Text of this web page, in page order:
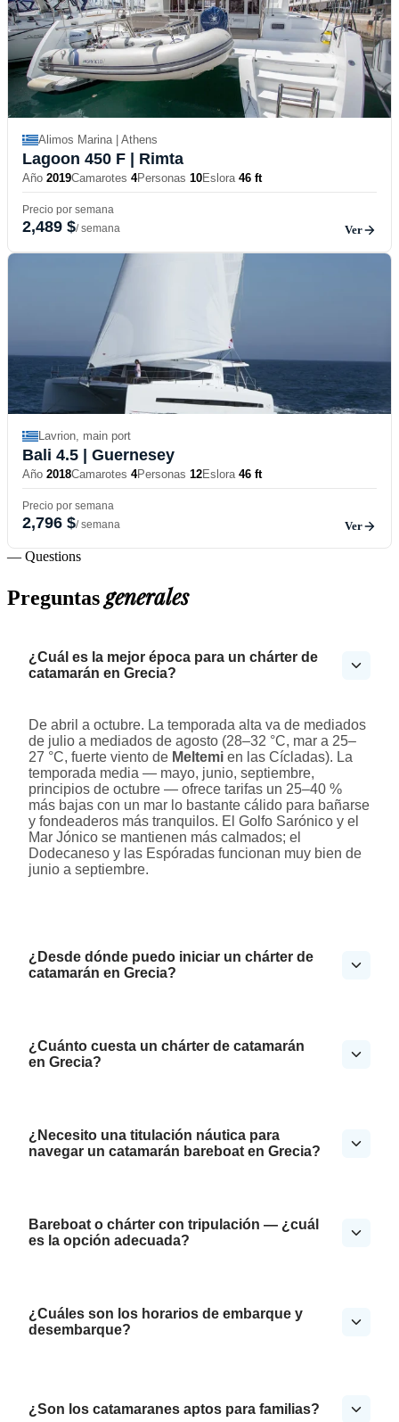
Alimos Marina | Athens
Lagoon 450 F | Rimta
Año 2019Camarotes 4Personas 10Eslora 46 ft
Precio por semana
2,489 $/ semana Ver
Lavrion, main port
Bali 4.5 | Guernesey
Año 2018Camarotes 4Personas 12Eslora 46 ft
Precio por semana
2,796 $/ semana Ver
— Questions
Preguntasgenerales
¿Cuál es la mejor época para un chárter de
catamarán en Grecia?
De abril a octubre. La temporada alta va de mediados
de julio a mediados de agosto (28–32 °C, mar a 25–
27 °C, fuerte viento de Meltemi en las Cícladas). La
temporada media — mayo, junio, septiembre,
principios de octubre — ofrece tarifas un 25–40 %
más bajas con un mar lo bastante cálido para bañarse
y fondeaderos más tranquilos. El Golfo Sarónico y el
Mar Jónico se mantienen más calmados; el
Dodecaneso y las Espóradas funcionan muy bien de
junio a septiembre.
¿Desde dónde puedo iniciar un chárter de
catamarán en Grecia?
¿Cuánto cuesta un chárter de catamarán
en Grecia?
¿Necesito una titulación náutica para
navegar un catamarán bareboat en Grecia?
Bareboat o chárter con tripulación — ¿cuál
es la opción adecuada?
¿Cuáles son los horarios de embarque y
desembarque?
¿Son los catamaranes aptos para familias?